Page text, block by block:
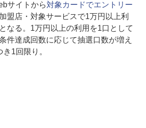
サイトから対象カードでエントリー
盟店・対象サービスで1万円以上利
なる。1万円以上の利用を1口として
件達成回数に応じて抽選口数が増え
1回限り。